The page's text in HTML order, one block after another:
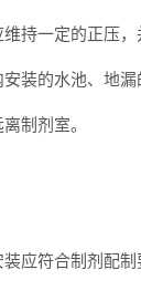
持一定的正压，
装的水池、地漏
制剂室。
应符合制剂配